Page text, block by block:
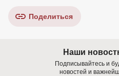
Поделиться
Наши
Подписывайтесь и
новостей и